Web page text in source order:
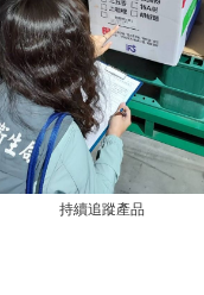
持續追蹤產品